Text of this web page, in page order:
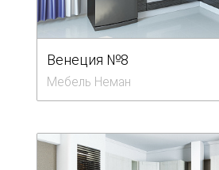
Венеция №8
Мебель Неман